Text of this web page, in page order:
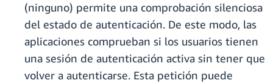
(ninguno) permite una comprobación silenciosa
del estado de autenticación. De este modo, las
aplicaciones comprueban si los usuarios tienen
una sesión de autenticación activa sin tener que
volver a autenticarse. Esta petición puede